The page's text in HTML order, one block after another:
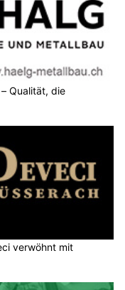
Qualität, die
verwöhnt mit